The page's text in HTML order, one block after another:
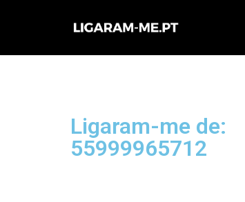
para
Ligaram-me de:
55999965712